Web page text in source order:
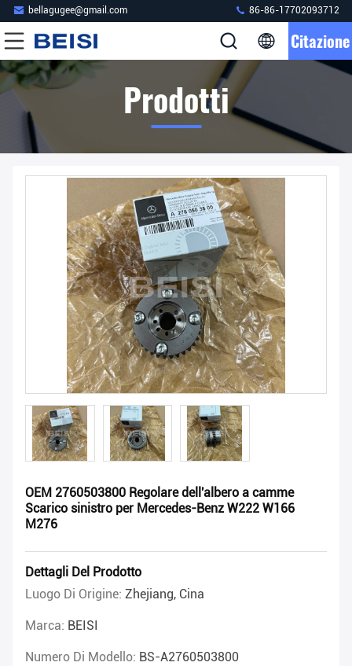
bellagugee@gmail.com 86-86-17702093712
Citazione
Prodotti
OEM 2760503800 Regolare dell'albero a camme
Scarico sinistro per Mercedes-Benz W222 W166
M276
Dettagli Del Prodotto
Luogo Di Origine: Zhejiang, Cina
Marca: BEISI
Numero Di Modello: BS-A2760503800